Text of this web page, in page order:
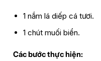
1 nắm lá diếp cá tươi.
1 chút muối biển.
Các bước thực hiện: